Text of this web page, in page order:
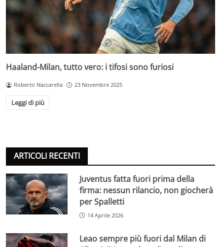
Haaland-Milan, tutto vero: i tifosi sono furiosi
Roberto Naccarella 23 Novembre 2025
Leggi di più
ARTICOLI RECENTI
Juventus fatta fuori prima della
firma: nessun rilancio, non giocherà
per Spalletti
14 Aprile 2026
Leao sempre più fuori dal Milan di